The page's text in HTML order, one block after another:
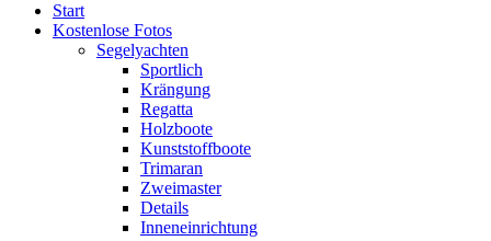
Start
Kostenlose Fotos
Segelyachten
Sportlich
Krängung
Regatta
Holzboote
Kunststoffboote
Trimaran
Zweimaster
Details
Inneneinrichtung